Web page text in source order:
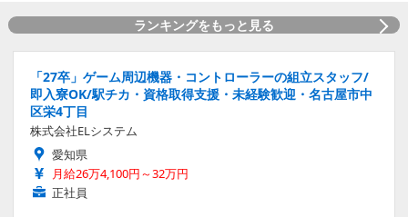
ランキングをもっと見る
「27卒」ゲーム周辺機器・コントローラーの組立スタッフ/
即入寮OK/駅チカ・資格取得支援・未経験歓迎・名古屋市中
区栄4丁目
株式会社ELシステム
愛知県
月給26万4,100円～32万円
正社員